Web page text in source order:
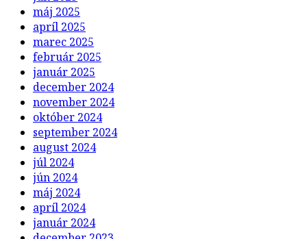
máj 2025
apríl 2025
marec 2025
február 2025
január 2025
december 2024
november 2024
október 2024
september 2024
august 2024
júl 2024
jún 2024
máj 2024
apríl 2024
január 2024